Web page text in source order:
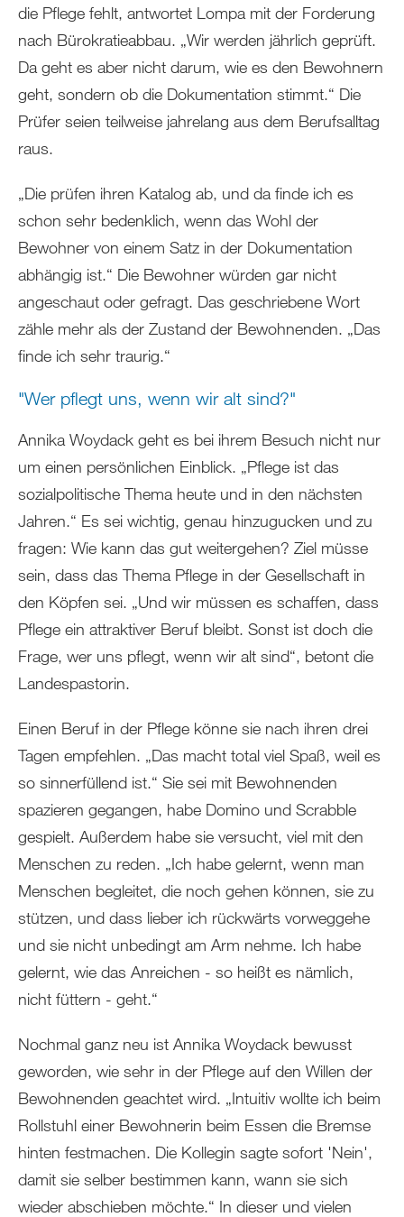
die Pflege fehlt, antwortet Lompa mit der Forderung
nach Bürokratieabbau. „Wir werden jährlich geprüft.
Da geht es aber nicht darum, wie es den Bewohnern
geht, sondern ob die Dokumentation stimmt.“ Die
Prüfer seien teilweise jahrelang aus dem Berufsalltag
raus.
„Die prüfen ihren Katalog ab, und da finde ich es
schon sehr bedenklich, wenn das Wohl der
Bewohner von einem Satz in der Dokumentation
abhängig ist.“ Die Bewohner würden gar nicht
angeschaut oder gefragt. Das geschriebene Wort
zähle mehr als der Zustand der Bewohnenden. „Das
finde ich sehr traurig.“
"Wer pflegt uns, wenn wir alt sind?"
Annika Woydack geht es bei ihrem Besuch nicht nur
um einen persönlichen Einblick. „Pflege ist das
sozialpolitische Thema heute und in den nächsten
Jahren.“ Es sei wichtig, genau hinzugucken und zu
fragen: Wie kann das gut weitergehen? Ziel müsse
sein, dass das Thema Pflege in der Gesellschaft in
den Köpfen sei. „Und wir müssen es schaffen, dass
Pflege ein attraktiver Beruf bleibt. Sonst ist doch die
Frage, wer uns pflegt, wenn wir alt sind“, betont die
Landespastorin.
Einen Beruf in der Pflege könne sie nach ihren drei
Tagen empfehlen. „Das macht total viel Spaß, weil es
so sinnerfüllend ist.“ Sie sei mit Bewohnenden
spazieren gegangen, habe Domino und Scrabble
gespielt. Außerdem habe sie versucht, viel mit den
Menschen zu reden. „Ich habe gelernt, wenn man
Menschen begleitet, die noch gehen können, sie zu
stützen, und dass lieber ich rückwärts vorweggehe
und sie nicht unbedingt am Arm nehme. Ich habe
gelernt, wie das Anreichen - so heißt es nämlich,
nicht füttern - geht.“
Nochmal ganz neu ist Annika Woydack bewusst
geworden, wie sehr in der Pflege auf den Willen der
Bewohnenden geachtet wird. „Intuitiv wollte ich beim
Rollstuhl einer Bewohnerin beim Essen die Bremse
hinten festmachen. Die Kollegin sagte sofort 'Nein',
damit sie selber bestimmen kann, wann sie sich
wieder abschieben möchte.“ In dieser und vielen